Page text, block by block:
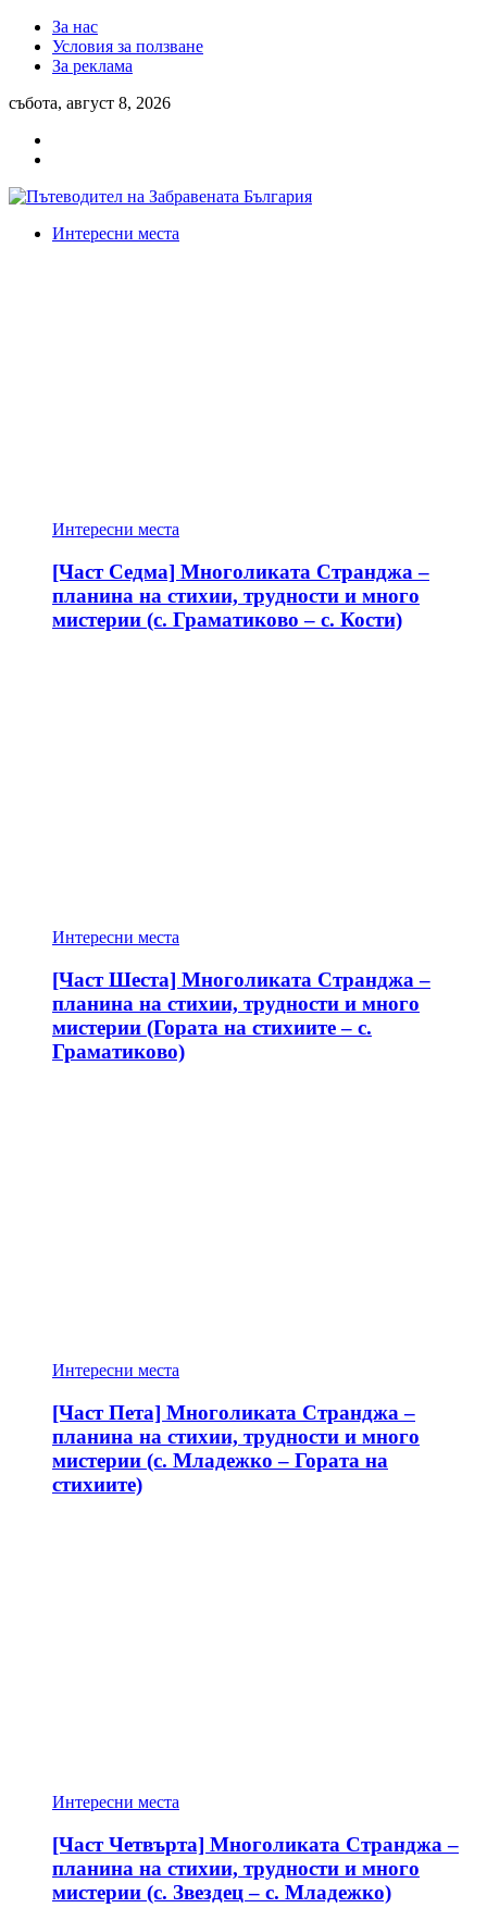
За нас
Условия за ползване
За реклама
събота, август 8, 2026
Интересни места
Интересни места
[Част Седма] Многоликата Странджа –
планина на стихии, трудности и много
мистерии (с. Граматиково – с. Кости)
Интересни места
[Част Шеста] Многоликата Странджа –
планина на стихии, трудности и много
мистерии (Гората на стихиите – с.
Граматиково)
Интересни места
[Част Пета] Многоликата Странджа –
планина на стихии, трудности и много
мистерии (с. Младежко – Гората на
стихиите)
Интересни места
[Част Четвърта] Многоликата Странджа –
планина на стихии, трудности и много
мистерии (с. Звездец – с. Младежко)